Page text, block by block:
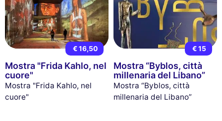
€ 16,50
Mostra "Frida Kahlo, nel
cuore"
Mostra "Frida Kahlo, nel
cuore"
€ 15
Mostra “Byblos, città
millenaria del Libano”
Mostra “Byblos, città
millenaria del Libano”